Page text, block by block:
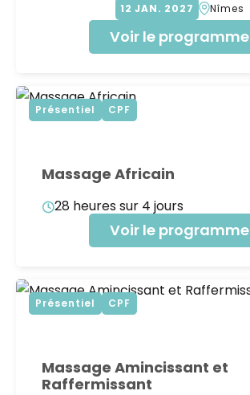
12 JAN 2027 Nîmes
Voir le programme
Présentiel CPF
Massage Africain
28 heures sur 4 jours
Voir le programme
Présentiel CPF
Massage Amincissant et
Raffermissant